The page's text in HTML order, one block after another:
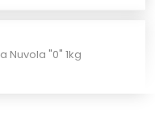
Nuvola "0" 1kg